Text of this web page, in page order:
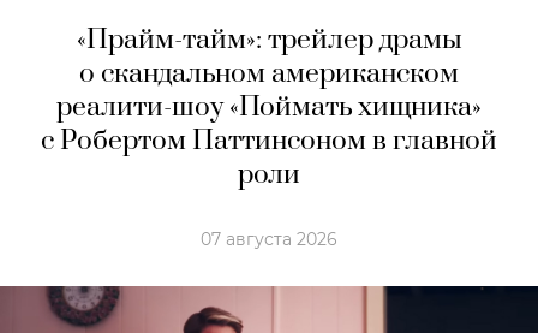
«Прайм-тайм»: трейлер драмы
о скандальном американском
реалити-шоу «Поймать хищника»
с Робертом Паттинсоном в главной
роли
07 августа 2026